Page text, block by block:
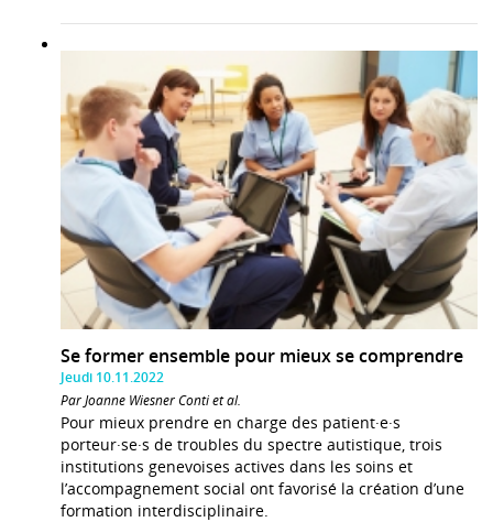
Se former ensemble pour mieux se comprendre
Jeudi 10.11.2022
Par Joanne Wiesner Conti et al.
Pour mieux prendre en charge des patient·e·s
porteur·se·s de troubles du spectre autistique, trois
institutions genevoises actives dans les soins et
l’accompagnement social ont favorisé la création d’une
formation interdisciplinaire.